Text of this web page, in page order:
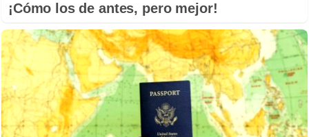
¡Cómo los de antes, pero mejor!